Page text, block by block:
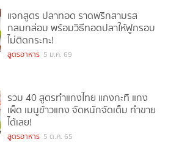
แจกสูตร ปลาทอด ราดพริกสามรส
กลมกล่อม พร้อมวิธีทอดปลาให้ฟูกรอบ
ไม่ติดกระทะ!
สูตรอาหาร 5 ม.ค. 69
รวม 40 สูตรทำแกงไทย แกงกะทิ แกง
เผ็ด เมนูข้าวแกง จัดหนักจัดเต็ม ทำขาย
ได้เลย!
สูตรอาหาร 5 ต.ค. 65